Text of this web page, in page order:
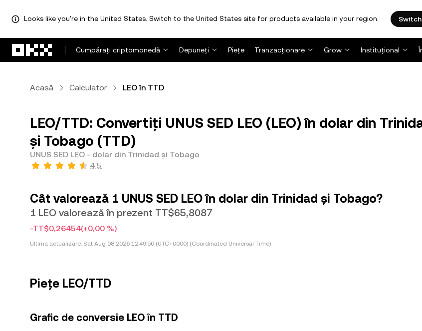
Looks like you're in the United States. Switch to the United States site for products available in your region.
Cumpărați criptomonedă
Depuneți Piețe Tranzacționare Grow Instituțional
Acasă Calculator LEO în TTD
LEO/TTD: Convertiți UNUS SED LEO (LEO) în dolar din
și Tobago (TTD)
UNUS SED LEO - dolar din Trinidad și Tobago
4,5
Cât valorează 1 UNUS SED LEO în dolar din Trinidad și Tobago?
1 LEO valorează în prezent TT$65,8087
-TT$0,26454(+0,00 %)
Ultima actualizare: Sat Aug 08 2026 12:49:56 (UTC+0000) (Coordinated Universal Time)
Piețe LEO/TTD
Grafic de conversie LEO în TTD